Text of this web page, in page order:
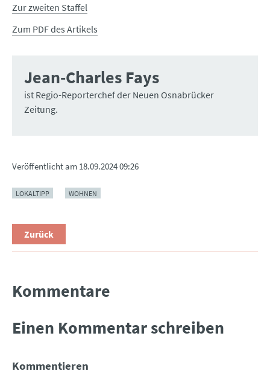
Zur zweiten Staffel
Zum PDF des Artikels
Jean-Charles Fays
ist Regio-Reporterchef der Neuen Osnabrücker
Zeitung.
Veröffentlicht am 18.09.2024 09:26
LOKALTIPP WOHNEN
Zurück
Kommentare
Einen Kommentar schreiben
Kommentieren